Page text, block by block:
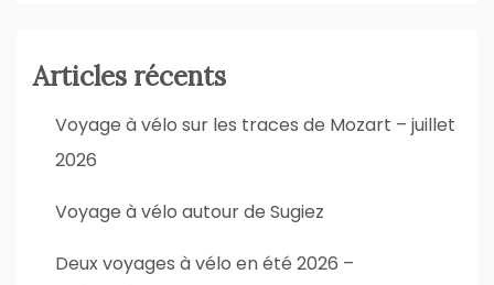
Articles récents
Voyage à vélo sur les traces de Mozart – juillet
2026
Voyage à vélo autour de Sugiez
Deux voyages à vélo en été 2026 –